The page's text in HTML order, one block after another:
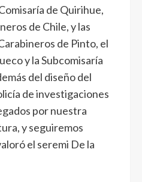
de Quirihue,
de Chile, y las
de Pinto, el
y la Subcomisaría
del diseño del
de investigaciones
por nuestra
y seguiremos
el seremi De la